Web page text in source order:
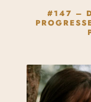
#147 –